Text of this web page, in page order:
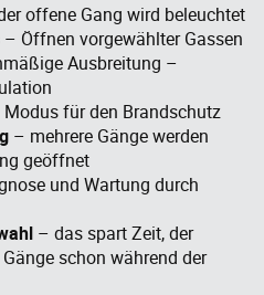
offene Gang wird beleuchtet
– Öffnen vorgewählter Gassen
Ausbreitung –
für den Brandschutz
– mehrere Gänge werden
geöffnet
und Wartung durch
– das spart Zeit, der
schon während der